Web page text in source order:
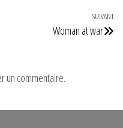
SUIVANT
Woman at war
un commentaire.